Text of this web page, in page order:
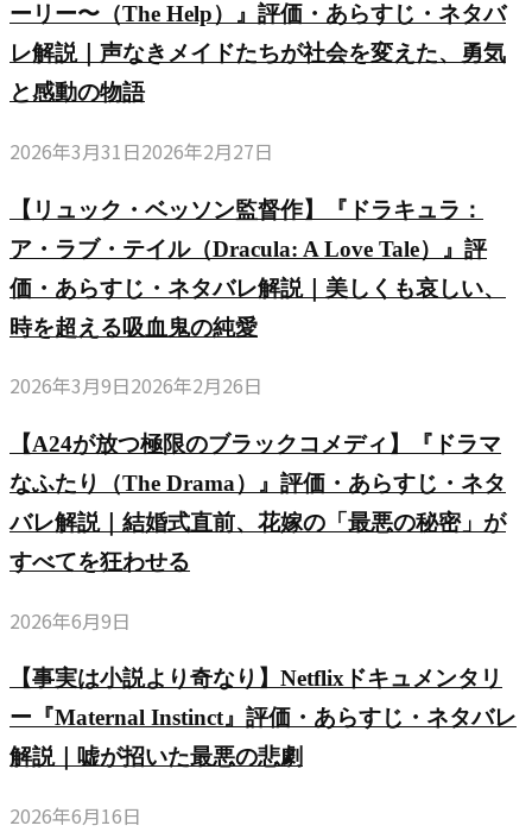
ーリー〜（The Help）』評価・あらすじ・ネタバ
レ解説｜声なきメイドたちが社会を変えた、勇気
と感動の物語
2026年3月31日2026年2月27日
【リュック・ベッソン監督作】『ドラキュラ：
ア・ラブ・テイル（Dracula: A Love Tale）』評
価・あらすじ・ネタバレ解説｜美しくも哀しい、
時を超える吸血鬼の純愛
2026年3月9日2026年2月26日
【A24が放つ極限のブラックコメディ】『ドラマ
なふたり（The Drama）』評価・あらすじ・ネタ
バレ解説｜結婚式直前、花嫁の「最悪の秘密」が
すべてを狂わせる
2026年6月9日
【事実は小説より奇なり】Netflixドキュメンタリ
ー『Maternal Instinct』評価・あらすじ・ネタバレ
解説｜嘘が招いた最悪の悲劇
2026年6月16日